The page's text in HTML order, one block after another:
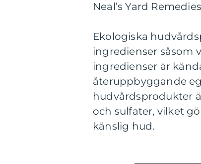
Neal’s Yard
Ekologiska
ingredienser såsom
ingredienser är
återuppbyggande
hudvårdsprodukter
och sulfater, vilket
känslig hud.